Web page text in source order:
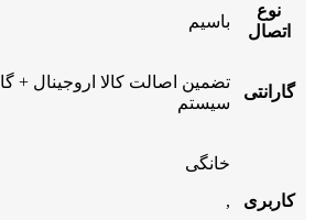
نوع
اتصال
باسیم
گارانتی
تضمین اصالت کالا اروجینال +
سیستم
کاربری
خانگی
,